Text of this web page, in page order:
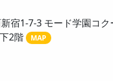
宿1-7-3 モード学園コク
2階
MAP